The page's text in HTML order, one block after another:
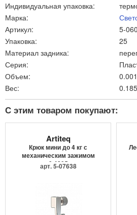
Индивидуальная упаковка:
Марка:
Артикул:
5-
Упаковка:
25
Материал задника:
Серия:
Объем:
Вес:
С этим товаром покупают:
Artiteq
Крюк мини до 4 кг с
механическим зажимом
9.4205
арт. 5-07638